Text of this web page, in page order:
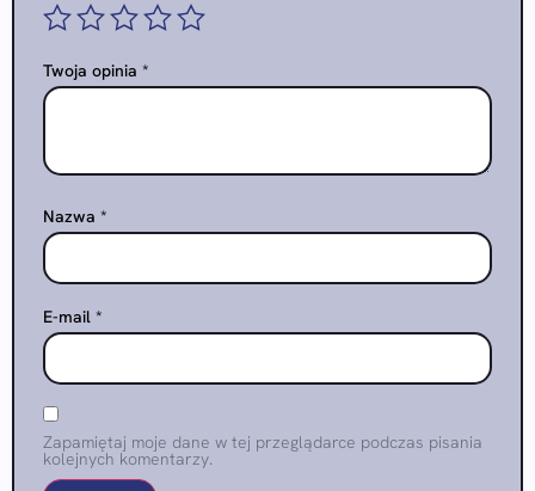
Twoja opinia *
Nazwa *
E-mail *
Zapamiętaj moje dane w tej przeglądarce podczas pisania
kolejnych komentarzy.